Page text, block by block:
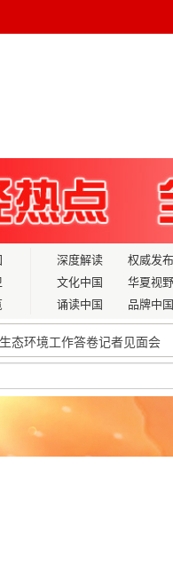
深度解读
权威发布
文化中国
华夏视野
诵读中国
品牌中国
态环境工作答卷记者见面会
峰深学细悟全会精神 勇担时
勇担时代发展使命——学习党